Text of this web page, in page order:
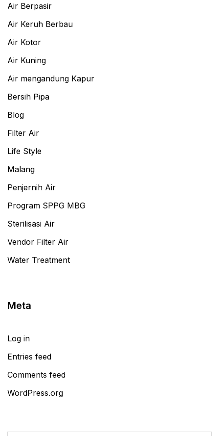
Air Berpasir
Air Keruh Berbau
Air Kotor
Air Kuning
Air mengandung Kapur
Bersih Pipa
Blog
Filter Air
Life Style
Malang
Penjernih Air
Program SPPG MBG
Sterilisasi Air
Vendor Filter Air
Water Treatment
Meta
Log in
Entries feed
Comments feed
WordPress.org